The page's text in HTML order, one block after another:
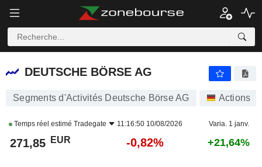
DEUTSCHE BÖRSE AG
DEUTSCHE BÖRSE AG
Segments d'Activités Deutsche Börse AG Actions
Temps réel estimé Tradegate 11:16:50 10/08/2026 Varia. 1 janv.
271,85 EUR -0,82% +21,64%